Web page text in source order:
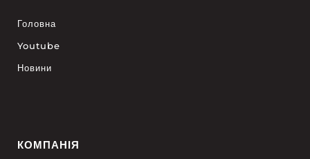
Головна
Youtube
Новини
КОМПАНІЯ